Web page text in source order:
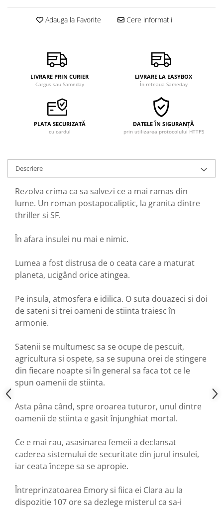
Adauga la Favorite Cere informatii
LIVRARE PRIN CURIER
Cargus sau Sameday
LIVRARE LA EASYBOX
În rețeaua Sameday
PLATA SECURIZATĂ
cu cardul
DATELE ÎN SIGURANȚĂ
prin utilizarea protocolului HTTPS
Descriere
Rezolva crima ca sa salvezi ce a mai ramas din
lume. Un roman postapocaliptic, la granita dintre
thriller si SF.
În afara insulei nu mai e nimic.
Lumea a fost distrusa de o ceata care a maturat
planeta, ucigând orice atingea.
Pe insula, atmosfera e idilica. O suta douazeci si doi
de sateni si trei oameni de stiinta traiesc în
armonie.
Satenii se multumesc sa se ocupe de pescuit,
agricultura si ospete, sa se supuna orei de stingere
din fiecare noapte si în general sa faca tot ce le
spun oamenii de stiinta.
Asta pâna când, spre oroarea tuturor, unul dintre
oamenii de stiinta e gasit înjunghiat mortal.
Ce e mai rau, asasinarea femeii a declansat
caderea sistemului de securitate din jurul insulei,
iar ceata începe sa se apropie.
Întreprinzatoarea Emory si fiica ei Clara au la
dispozitie 107 ore sa dezlege misterul ca sa-i